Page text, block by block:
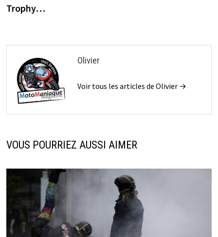
Trophy…
Olivier
Voir tous les articles de Olivier →
VOUS POURRIEZ AUSSI AIMER